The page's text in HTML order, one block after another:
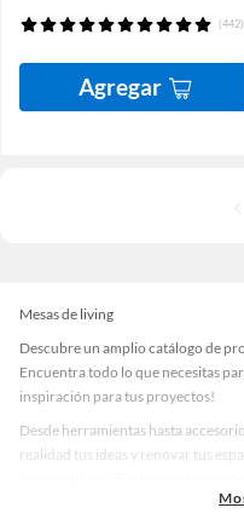
(442)
Agregar
Mesas de living
Descubre un amplio catálogo de
Encuentra todo lo que necesitas
inspiración para tus proyectos!
Desde herramientas hasta
realidad tus ideas y renovar tus
accesorios de calidad que te